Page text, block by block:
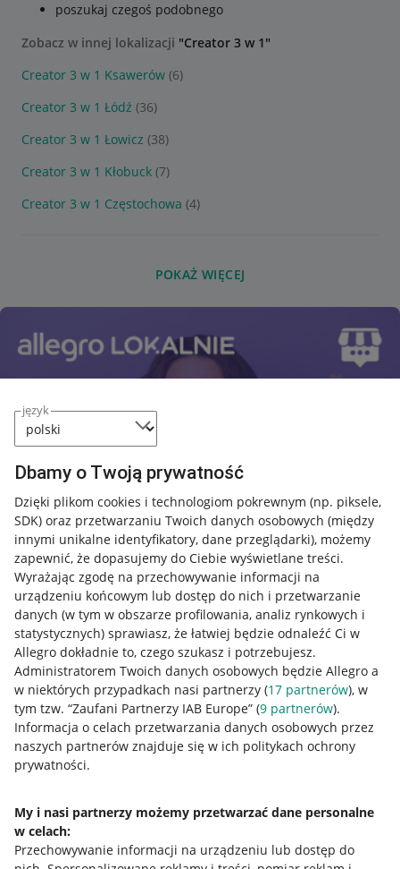
język
Dbamy o Twoją prywatność
Dzięki plikom cookies i technologiom pokrewnym (np. piksele,
SDK) oraz przetwarzaniu Twoich danych osobowych (między
innymi unikalne identyfikatory, dane przeglądarki), możemy
zapewnić, że dopasujemy do Ciebie wyświetlane treści.
Wyrażając zgodę na przechowywanie informacji na
urządzeniu końcowym lub dostęp do nich i przetwarzanie
danych (w tym w obszarze profilowania, analiz rynkowych i
statystycznych) sprawiasz, że łatwiej będzie odnaleźć Ci w
Allegro dokładnie to, czego szukasz i potrzebujesz.
Administratorem Twoich danych osobowych będzie Allegro a
w niektórych przypadkach nasi partnerzy (17 partnerów), w
tym tzw. “Zaufani Partnerzy IAB Europe” (9 partnerów).
Informacja o celach przetwarzania danych osobowych przez
naszych partnerów znajduje się w ich politykach ochrony
prywatności.
My i nasi partnerzy możemy przetwarzać dane personalne
w celach:
Przechowywanie informacji na urządzeniu lub dostęp do
poszukaj czegoś podobnego
Zobacz w innej lokalizacji "Creator 3 w 1"
Creator 3 w 1 Ksawerów (6)
Creator 3 w 1 Łódź (36)
Creator 3 w 1 Łowicz (38)
Creator 3 w 1 Kłobuck (7)
Creator 3 w 1 Częstochowa (4)
POKAŻ WIĘCEJ
Przydatne informacje
Jak to działa
Napisz do nas
Allegro Gadane dla kupujących
Mapa miejscowości